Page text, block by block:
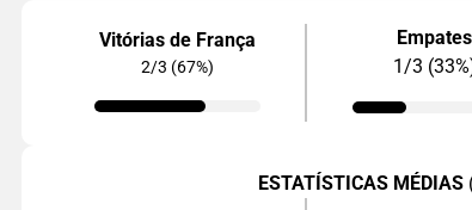
Vitórias de França
2/3 (67%)
Empates
1/3
ESTATÍSTICAS MÉDIAS